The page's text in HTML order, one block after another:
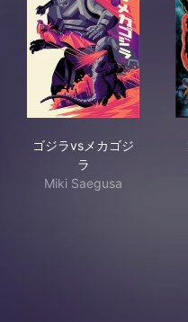
ゴジラvsメカゴジ
ラ
Miki Saegusa